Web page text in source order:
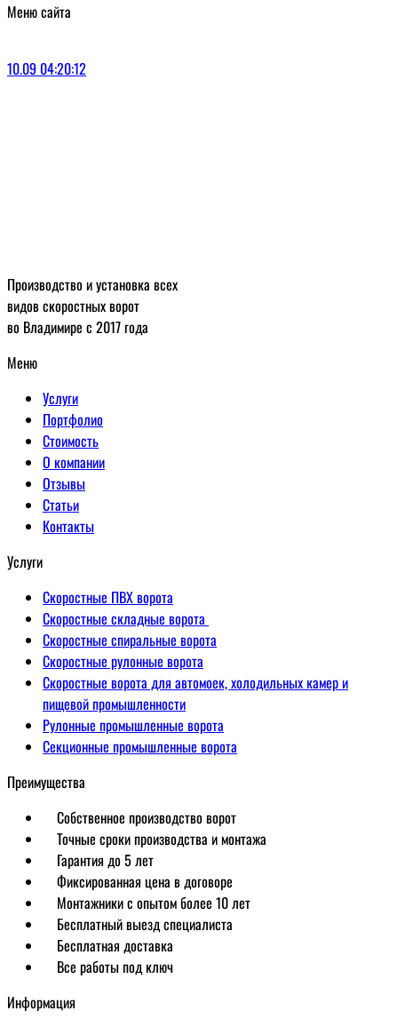
Меню сайта
10.09 04:20:12
Производство и установка всех
видов скоростных ворот
во Владимире с 2017 года
Меню
Услуги
Портфолио
Стоимость
О компании
Отзывы
Статьи
Контакты
Услуги
Скоростные ПВХ ворота
Скоростные складные ворота
Скоростные спиральные ворота
Скоростные рулонные ворота
Скоростные ворота для автомоек, холодильных камер и
пищевой промышленности
Рулонные промышленные ворота
Секционные промышленные ворота
Преимущества
Собственное производство ворот
Точные сроки производства и монтажа
Гарантия до 5 лет
Фиксированная цена в договоре
Монтажники с опытом более 10 лет
Бесплатный выезд специалиста
Бесплатная доставка
Все работы под ключ
Информация